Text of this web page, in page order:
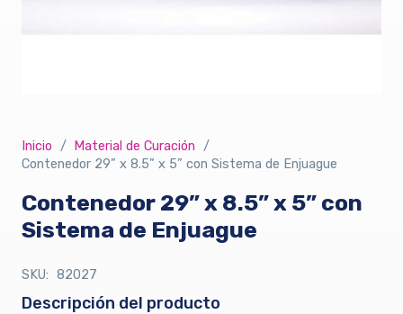
Inicio / Material de Curación /
Contenedor 29” x 8.5” x 5” con Sistema de Enjuague
Contenedor 29” x 8.5” x 5” con
Sistema de Enjuague
SKU: 82027
Descripción del producto